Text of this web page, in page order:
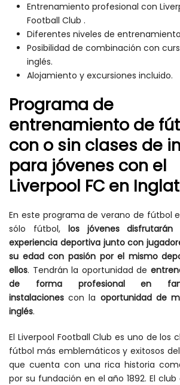
Entrenamiento profesional con
Football Club .
Diferentes niveles de
Posibilidad de combinación con
inglés.
Alojamiento y excursiones incluido.
Programa de
entrenamiento de
con o sin clases de
para jóvenes con el
Liverpool FC en
En este programa de verano de fútbol
sólo fútbol, los jóvenes
experiencia deportiva junto con
su edad con pasión por el mismo
ellos. Tendrán la oportunidad de
de forma profesional en
instalaciones con la oportunidad de
inglés.
El Liverpool Football Club es uno de los
fútbol más emblemáticos y exitosos
que cuenta con una rica historia
por su fundación en el año 1892. El